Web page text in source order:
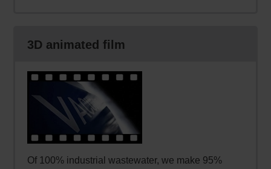
3D animated film
Of 100% industrial wastewater, we make 95%